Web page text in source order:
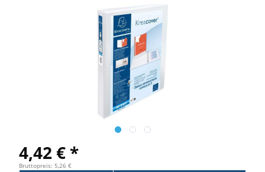
4,42 € *
Bruttopreis: 5,26 €